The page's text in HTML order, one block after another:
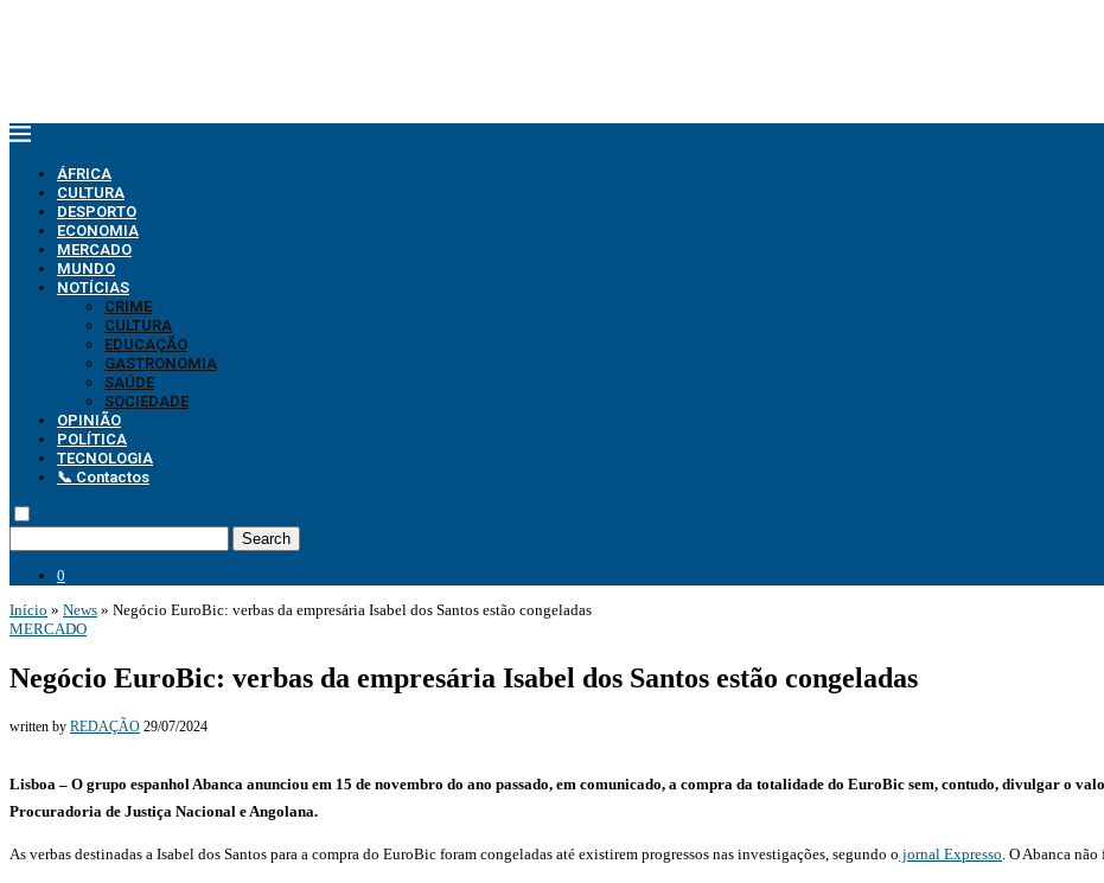
ÁFRICA
CULTURA
DESPORTO
ECONOMIA
MERCADO
MUNDO
NOTÍCIAS
CRIME
CULTURA
EDUCAÇÃO
GASTRONOMIA
SAÚDE
SOCIEDADE
OPINIÃO
POLÍTICA
TECNOLOGIA
📞 Contactos
Search
0
Início » News » Negócio EuroBic: verbas da empresária Isabel dos Santos estão congeladas
MERCADO
Negócio EuroBic: verbas da empresária Isabel dos Santos estão congeladas
written by REDAÇÃO 29/07/2024
Lisboa – O grupo espanhol Abanca anunciou em 15 de novembro do ano passado, em comunicado, a compra da totalidade do EuroBic sem, contudo, divulgar o
Procuradoria de Justiça Nacional e Angolana.
As verbas destinadas a Isabel dos Santos para a compra do EuroBic foram congeladas até existirem progressos nas investigações, segundo o jornal Expresso . O Abanca